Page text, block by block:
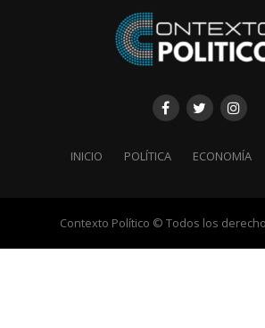
INICIO POLÍTICA ECONOMÍA
Contexto Político © Todos los